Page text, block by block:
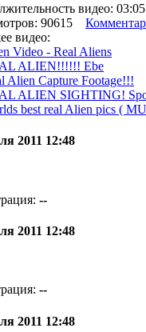
видео:
90615
видео:
Video - Real Aliens
ALIEN!!!!!! Ebe
Alien Capture Footage!!!
ALIEN SIGHTING!
best real Alien pics (
2011 12:48
--
2011 12:48
--
2011 12:48